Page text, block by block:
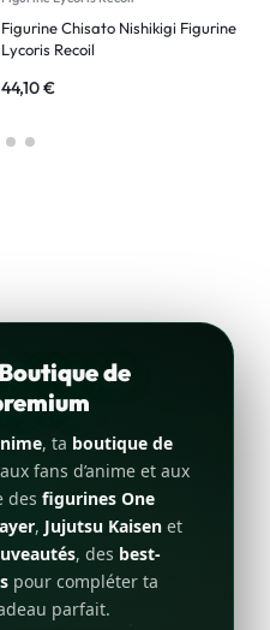
Figurine Chisato Nishikigi Figurine
Lycoris Recoil
44,10€
de
, ta boutique de
fans d’anime et aux
des figurines One
, Jujutsu Kaisen et
, des best-
pour compléter ta
parfait.